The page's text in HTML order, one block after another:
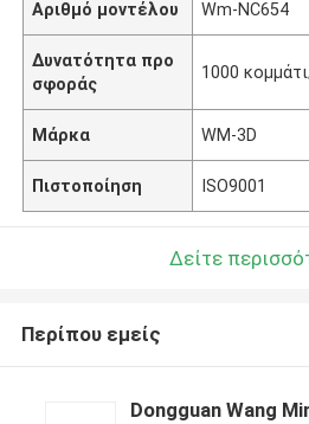
Αριθμό μοντέλου Wm-NC654
Δυνατότητα προ
σφοράς
1000
Μάρκα WM-3D
Πιστοποίηση ISO9001
Δείτε
Περίπου εμείς
Dongguan Wang